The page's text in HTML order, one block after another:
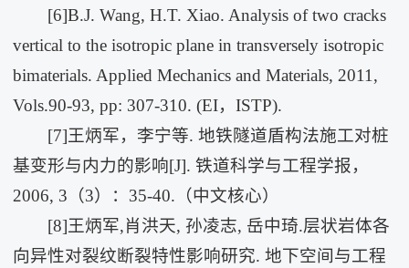
[6]B.J. Wang, H.T. Xiao. Analysis of two cracks
vertical to the isotropic plane in transversely isotropic
bimaterials. Applied Mechanics and Materials, 2011,
Vols.90-93, pp: 307-310. (EI，ISTP).
[7]王炳军，李宁等. 地铁隧道盾构法施工对桩
基变形与内力的影响[J]. 铁道科学与工程学报，
2006, 3（3）：35-40.（中文核心）
[8]王炳军,肖洪天, 孙凌志, 岳中琦.层状岩体各
向异性对裂纹断裂特性影响研究. 地下空间与工程